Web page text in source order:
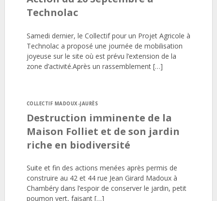
Technolac
Samedi dernier, le Collectif pour un Projet Agricole à
Technolac a proposé une journée de mobilisation
joyeuse sur le site où est prévu l’extension de la
zone d’activité.Après un rassemblement […]
COLLECTIF MADOUX-JAURÈS
Destruction imminente de la
Maison Folliet et de son jardin
riche en biodiversité
Suite et fin des actions menées après permis de
construire au 42 et 44 rue Jean Girard Madoux à
Chambéry dans l’espoir de conserver le jardin, petit
poumon vert, faisant […]